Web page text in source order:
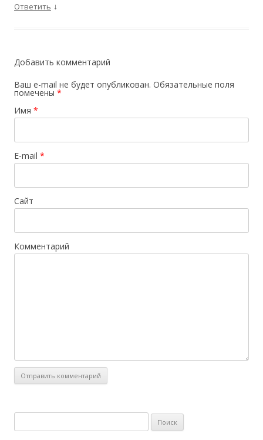
Ответить ↓
Добавить комментарий
Ваш e-mail не будет опубликован. Обязательные поля
помечены *
Имя *
E-mail *
Сайт
Комментарий
а